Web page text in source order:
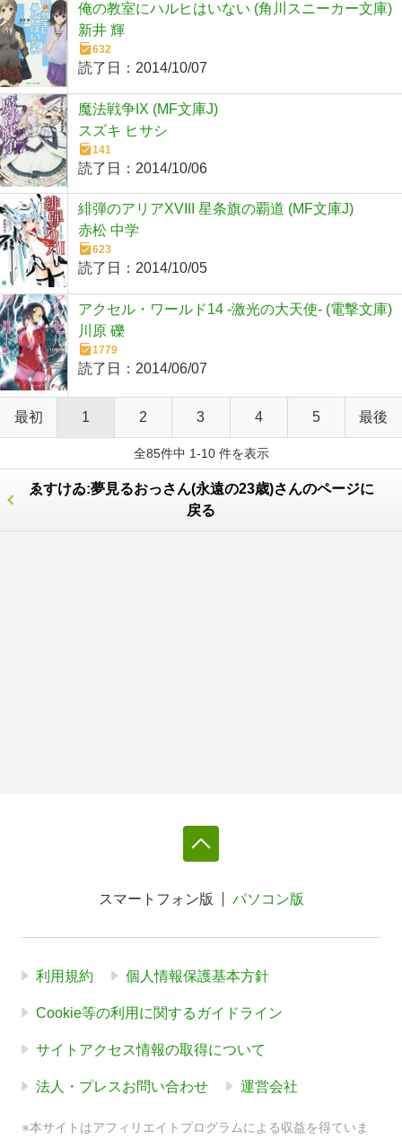
俺の教室にハルヒはいない (角川スニーカー文庫)
新井 輝
632
読了日： 2014/10/07
魔法戦争IX (MF文庫J)
スズキ ヒサシ
141
読了日： 2014/10/06
緋弾のアリアXVIII 星条旗の覇道 (MF文庫J)
赤松 中学
623
読了日： 2014/10/05
アクセル・ワールド14 ‐激光の大天使‐ (電撃文庫)
川原 礫
1779
読了日： 2014/06/07
最初 1 2 3 4 5 最後
全85件中 1-10 件を表示
ゑすけゐ:夢見るおっさん(永遠の23歳)さんのページに
戻る
スマートフォン版 パソコン版
利用規約 個人情報保護基本方針
Cookie等の利用に関するガイドライン
サイトアクセス情報の取得について
法人・プレスお問い合わせ 運営会社
※本サイトはアフィリエイトプログラムによる収益を得ていま